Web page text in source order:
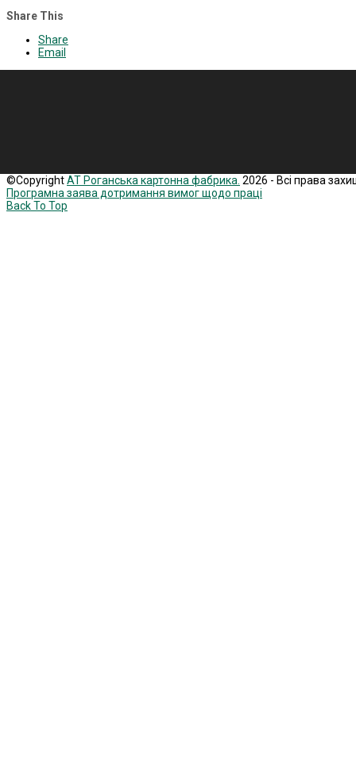
Share This
Share
Email
©CopyrightАТ Роганська картонна фабрика. 2026 - Всі права
Програмна заява дотримання вимог щодо праці
Back To Top